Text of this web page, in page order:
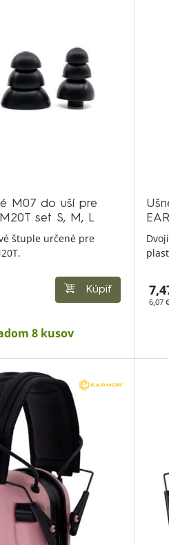
M07 do uší pre
set S, M, L
štuple určené pre
Kúpiť
8 kusov
6,07